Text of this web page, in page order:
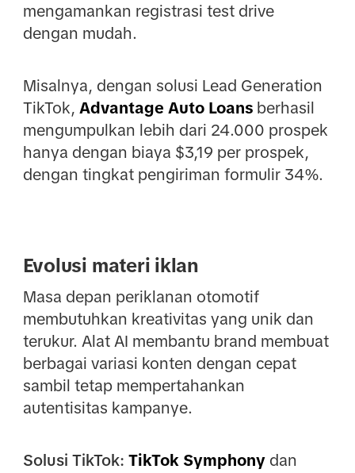
mengamankan registrasi test drive
dengan mudah.
Misalnya, dengan solusi Lead Generation
TikTok, Advantage Auto Loansberhasil
mengumpulkan lebih dari 24.000 prospek
hanya dengan biaya $3,19 per prospek,
dengan tingkat pengiriman formulir 34%.
Evolusi materi iklan
Masa depan periklanan otomotif
membutuhkan kreativitas yang unik dan
terukur. Alat AI membantu brand membuat
berbagai variasi konten dengan cepat
sambil tetap mempertahankan
autentisitas kampanye.
Solusi TikTok: TikTok Symphonydan